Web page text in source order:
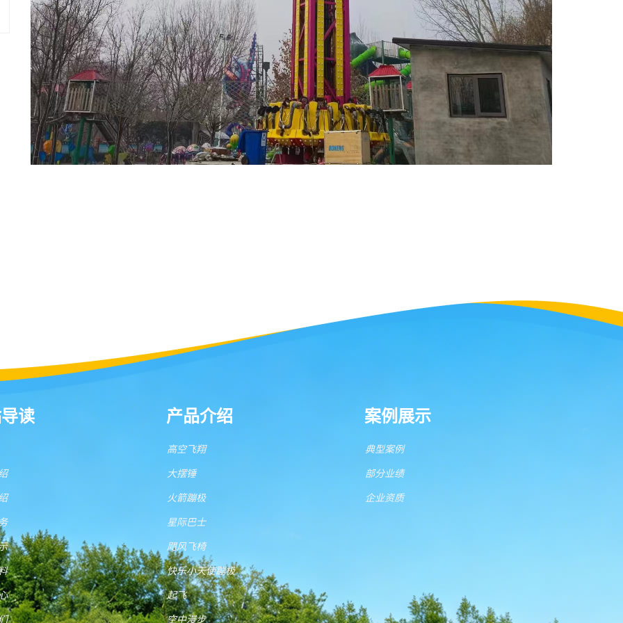
读 产品介绍
高空飞翔
大摆锤
火箭蹦极
星际巴士
飓风飞椅
快乐小天使蹦极
起飞
空中漫步
案例展示
典型案例
部分业绩
企业资质